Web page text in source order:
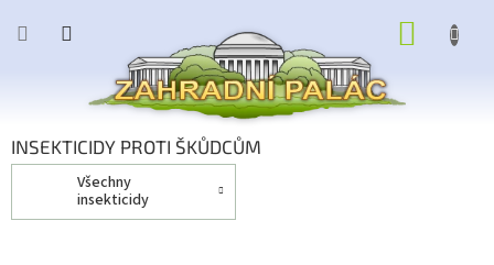
INSEKTICIDY PROTI ŠKŮDCŮM
všechny
insekticidy